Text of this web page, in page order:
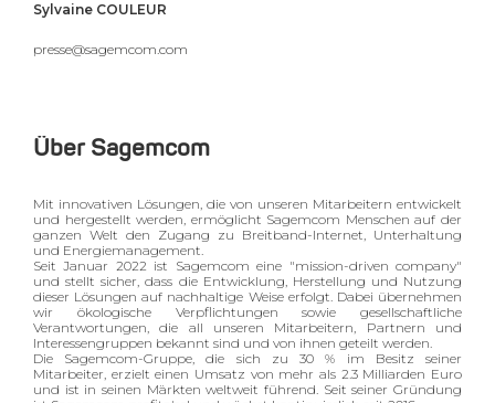
Sylvaine COULEUR
presse@sagemcom.com
Über Sagemcom
Mit innovativen Lösungen, die von unseren Mitarbeitern entwickelt
und hergestellt werden, ermöglicht Sagemcom Menschen auf der
ganzen Welt den Zugang zu Breitband-Internet, Unterhaltung
und Energiemanagement.
Seit Januar 2022 ist Sagemcom eine "mission-driven company"
und stellt sicher, dass die Entwicklung, Herstellung und Nutzung
dieser Lösungen auf nachhaltige Weise erfolgt. Dabei übernehmen
wir ökologische Verpflichtungen sowie gesellschaftliche
Verantwortungen, die all unseren Mitarbeitern, Partnern und
Interessengruppen bekannt sind und von ihnen geteilt werden.
Die Sagemcom-Gruppe, die sich zu 30 % im Besitz seiner
Mitarbeiter, erzielt einen Umsatz von mehr als 2.3 Milliarden Euro
und ist in seinen Märkten weltweit führend. Seit seiner Gründung